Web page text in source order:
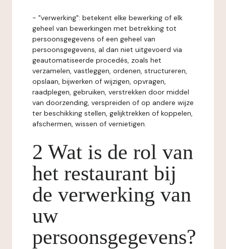
- "verwerking": betekent elke bewerking of elk
geheel van bewerkingen met betrekking tot
persoonsgegevens of een geheel van
persoonsgegevens, al dan niet uitgevoerd via
geautomatiseerde procedés, zoals het
verzamelen, vastleggen, ordenen, structureren,
opslaan, bijwerken of wijzigen, opvragen,
raadplegen, gebruiken, verstrekken door middel
van doorzending, verspreiden of op andere wijze
ter beschikking stellen, gelijktrekken of koppelen,
afschermen, wissen of vernietigen.
2 Wat is de rol van
het restaurant bij
de verwerking van
uw
persoonsgegevens?